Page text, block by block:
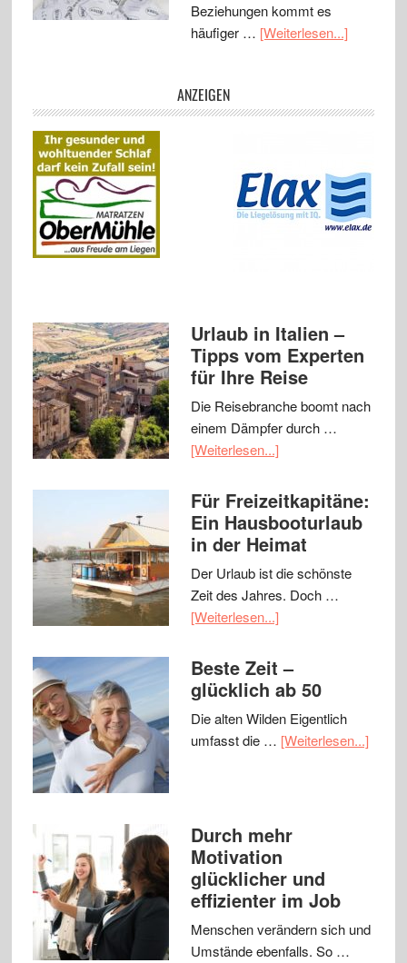
Beziehungen kommt es
häufiger … [Weiterlesen...]
ANZEIGEN
Urlaub in Italien –
Tipps vom Experten
für Ihre Reise
Die Reisebranche boomt nach
einem Dämpfer durch …
[Weiterlesen...]
Für Freizeitkapitäne:
Ein Hausbooturlaub
in der Heimat
Der Urlaub ist die schönste
Zeit des Jahres. Doch …
[Weiterlesen...]
Beste Zeit –
glücklich ab 50
Die alten Wilden Eigentlich
umfasst die … [Weiterlesen...]
Durch mehr
Motivation
glücklicher und
effizienter im Job
Menschen verändern sich und
Umstände ebenfalls. So …